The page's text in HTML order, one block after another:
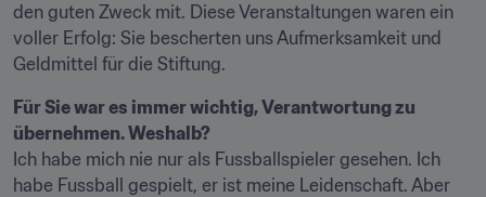
den guten Zweck mit. Diese Veranstaltungen waren ein
voller Erfolg: Sie bescherten uns Aufmerksamkeit und
Geldmittel für die Stiftung.
Für Sie war es immer wichtig, Verantwortung zu
übernehmen. Weshalb?
Ich habe mich nie nur als Fussballspieler gesehen. Ich
habe Fussball gespielt, er ist meine Leidenschaft. Aber